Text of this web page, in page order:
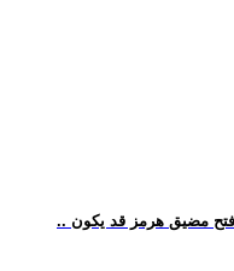
فتح مضيق هرمز قد يكون